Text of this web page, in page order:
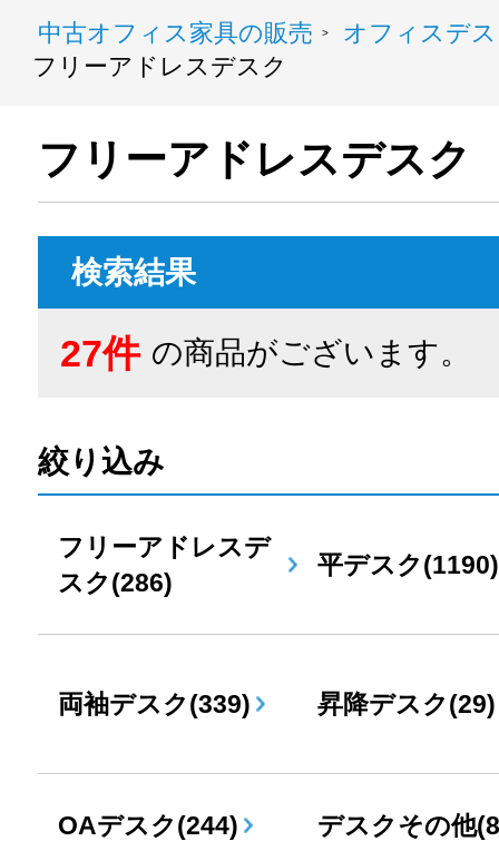
中古オフィス家具の販売 >
オフィスデ
フリーアドレスデスク
フリーアドレスデスク
検索結果
27件 の商品がございます。
絞り込み
フリーアドレスデ
スク(286)
平デスク(1190)
両袖デスク(339) 昇降デスク(29)
OAデスク(244) デスクその他